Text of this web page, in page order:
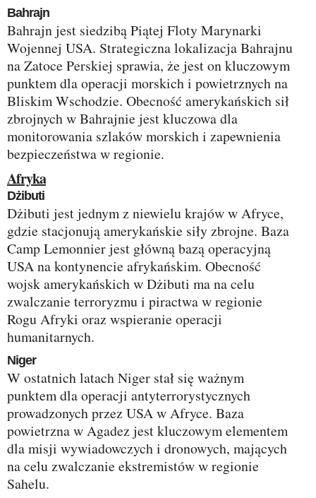
Bahrajn
Bahrajn jest siedzibą Piątej Floty Marynarki
Wojennej USA. Strategiczna lokalizacja Bahrajnu
na Zatoce Perskiej sprawia, że jest on kluczowym
punktem dla operacji morskich i powietrznych na
Bliskim Wschodzie. Obecność amerykańskich sił
zbrojnych w Bahrajnie jest kluczowa dla
monitorowania szlaków morskich i zapewnienia
bezpieczeństwa w regionie.
Afryka
Dżibuti
Dżibuti jest jednym z niewielu krajów w Afryce,
gdzie stacjonują amerykańskie siły zbrojne. Baza
Camp Lemonnier jest główną bazą operacyjną
USA na kontynencie afrykańskim. Obecność
wojsk amerykańskich w Dżibuti ma na celu
zwalczanie terroryzmu i piractwa w regionie
Rogu Afryki oraz wspieranie operacji
humanitarnych.
Niger
W ostatnich latach Niger stał się ważnym
punktem dla operacji antyterrorystycznych
prowadzonych przez USA w Afryce. Baza
powietrzna w Agadez jest kluczowym elementem
dla misji wywiadowczych i dronowych, mających
na celu zwalczanie ekstremistów w regionie
Sahelu.